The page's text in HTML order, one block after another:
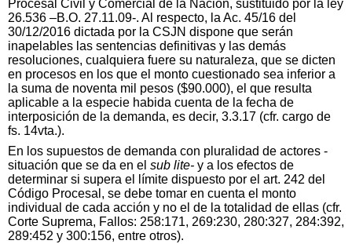
Procesal Civil y Comercial de la Nación, sustituido por la ley
26.536 –B.O. 27.11.09-. Al respecto, la Ac. 45/16 del
30/12/2016 dictada por la CSJN dispone que serán
inapelables las sentencias definitivas y las demás
resoluciones, cualquiera fuere su naturaleza, que se dicten
en procesos en los que el monto cuestionado sea inferior a
la suma de noventa mil pesos ($90.000), el que resulta
aplicable a la especie habida cuenta de la fecha de
interposición de la demanda, es decir, 3.3.17 (cfr. cargo de
fs. 14vta.).
En los supuestos de demanda con pluralidad de actores -
situación que se da en el sub lite- y a los efectos de
determinar si supera el límite dispuesto por el art. 242 del
Código Procesal, se debe tomar en cuenta el monto
individual de cada acción y no el de la totalidad de ellas (cfr.
Corte Suprema, Fallos: 258:171, 269:230, 280:327, 284:392,
289:452 y 300:156, entre otros).